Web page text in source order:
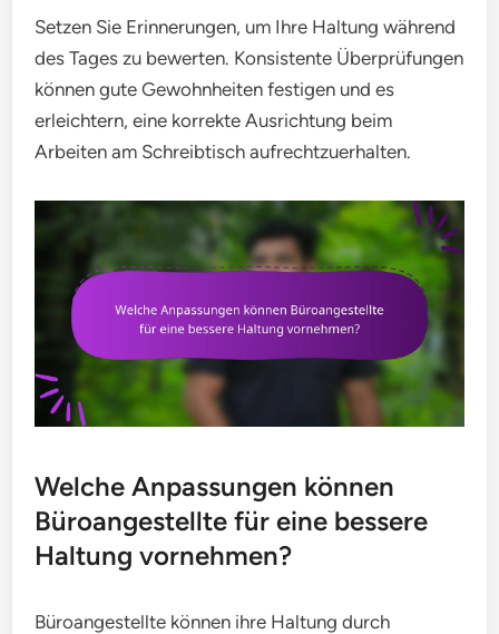
Setzen Sie Erinnerungen, um Ihre Haltung während
des Tages zu bewerten. Konsistente Überprüfungen
können gute Gewohnheiten festigen und es
erleichtern, eine korrekte Ausrichtung beim
Arbeiten am Schreibtisch aufrechtzuerhalten.
Welche Anpassungen können
Büroangestellte für eine bessere
Haltung vornehmen?
Büroangestellte können ihre Haltung durch